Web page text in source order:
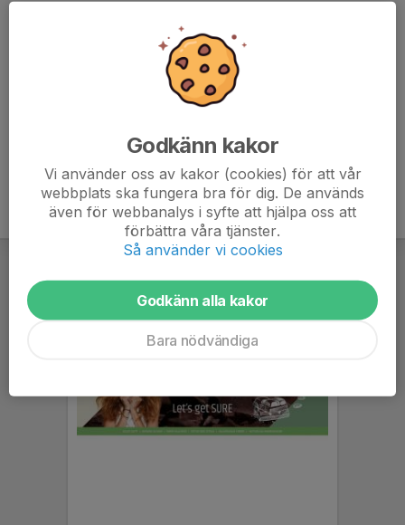
Godkänn kakor
Vi använder oss av kakor (cookies) för att vår
webbplats ska fungera bra för dig. De används
även för webbanalys i syfte att hjälpa oss att
förbättra våra tjänster.
Så använder vi cookies
Godkänn alla kakor
Bara nödvändiga